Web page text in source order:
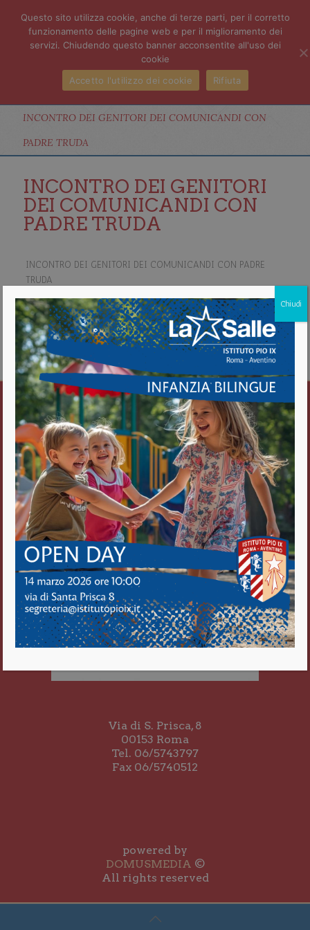
INCONTRO DEI GENITORI DEI COMUNICANDI CON
PADRE TRUDA
INCONTRO DEI GENITORI
DEI COMUNICANDI CON
PADRE TRUDA
INCONTRO DEI GENITORI DEI COMUNICANDI CON PADRE
TRUDA
about INCONTRO DEI GENITORI DEI COMUNICANDI CON
PADRE TRUDA
Vedi il calendario completo
Istituto Pio IX
Roma Aventino
Fratelli delle Scuole Cristiane
Via di S. Prisca, 8
00153 Roma
Tel. 06/5743797
Fax 06/5740512
powered by
DOMUSMEDIA ©
All rights reserved
Chiudi
Questo sito utilizza cookie, anche di terze parti, per il corretto
funzionamento delle pagine web e per il miglioramento dei
servizi. Chiudendo questo banner acconsentite all'uso dei
cookie
Accetto l'utilizzo dei cookie
Rifiuta